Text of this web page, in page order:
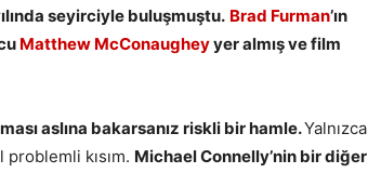
seyirciyle buluşmuştu. Brad Furman’ın
Matthew McConaugheyyer almış ve film
aslına bakarsanız riskli bir hamle.Yalnızca
kısım. Michael Connelly’nin bir diğer